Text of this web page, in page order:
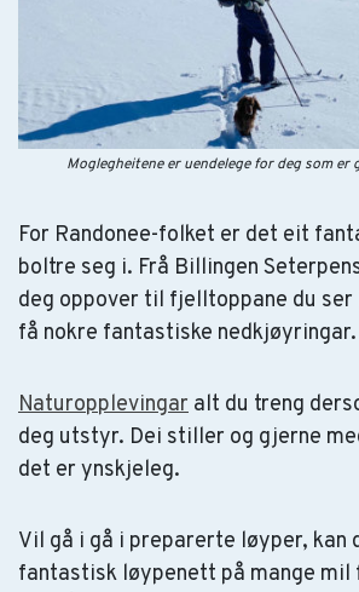
Moglegheitene er uendelege for deg som er
For Randonee-folket er det eit
boltre seg i. Frå Billingen
deg oppover til fjelltoppane du ser
få nokre fantastiske nedkjøyringar.
Naturopplevingar alt du treng
deg utstyr. Dei stiller og gjerne
det er ynskjeleg.
Vil gå i gå i preparerte løyper, kan
fantastisk løypenett på mange mil